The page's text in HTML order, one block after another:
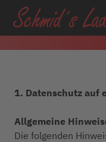
1. Datenschutz auf
Allgemeine
Die folgenden